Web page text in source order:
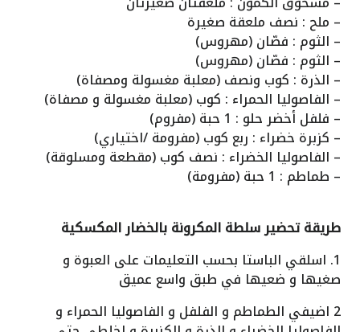
– ملح : نصف ملعقة صغيرة
– الثوم : فصّان (مهروس)
– الثوم : فصّان (مهروس)
– الذرة : كوب ونصف (معلبة مغسولة ومصفاة)
– الفاصوليا الحمراء : كوب (معلبة مغسولة و مصفاة)
– فلفل أخضر حلو : 1 حبة (مفروم)
– كزبرة خضراء : ربع كوب (مفرومة /اختياري)
– الفاصوليا الخضراء : نصف كوب (مقطعة ومسلوقة)
– طماطم : 1 حبة (مفرومة)
طريقة تحضير سلطة المكرونة بالخضار المكسكية
1. اسلقي الباستا بحسب التعليمات على العبوة و
صغيها و ضعيها في طبق واسع عميق
2 اضيفي الطماطم و الفلفل و الفاصوليا الحمراء و